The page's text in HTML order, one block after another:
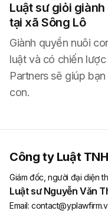
Luật sư giỏi
tại xã Sông Lô
Giành quyền nuôi
luật và có chiến
Partners sẽ giúp
con.
Công ty Luật
Giám đốc, người đại diện
Luật sư Nguyễn Văn
Email: